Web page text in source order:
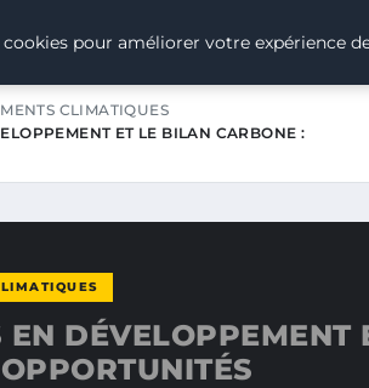
POUR LE
CLIMATIQUES
ET LE BILAN CARBONE :
EN
cookies pour améliorer votre expérience